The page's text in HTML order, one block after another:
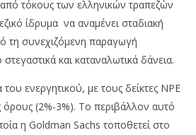
τόκους των ελληνικών τραπεζών
ίδρυμα να αναμένει σταδιακή
τη συνεχιζόμενη παραγωγή
και καταναλωτικά δάνεια.
ενεργητικού, με τους δείκτες NPE
όρους (2%-3%). Το περιβάλλον αυτό
η Goldman Sachs τοποθετεί στο